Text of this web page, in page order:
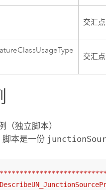
交汇
交汇
（独立脚本）
脚本是一份